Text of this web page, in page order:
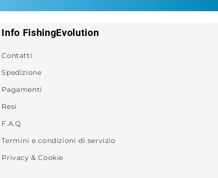
Info FishingEvolution
Contatti
Spedizione
Pagamenti
Resi
F.A.Q
Termini e condizioni di servizio
Privacy & Cookie